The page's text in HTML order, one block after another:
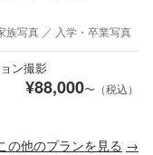
族写真 ／ 入学・卒業写真
ン撮影
¥88,000〜（税込）
の他のプランを見る